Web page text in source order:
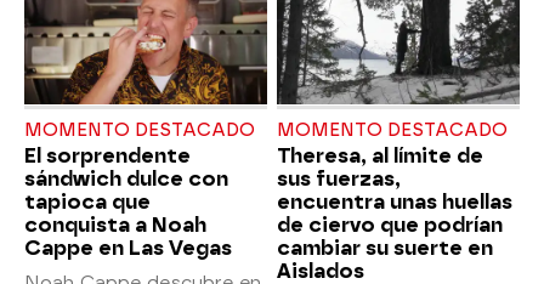
MOMENTO DESTACADO
El sorprendente
sándwich dulce con
tapioca que
conquista a Noah
Cappe en Las Vegas
MOMENTO DESTACADO
Theresa, al límite de
sus fuerzas,
encuentra unas huellas
de ciervo que podrían
cambiar su suerte en
Aislados